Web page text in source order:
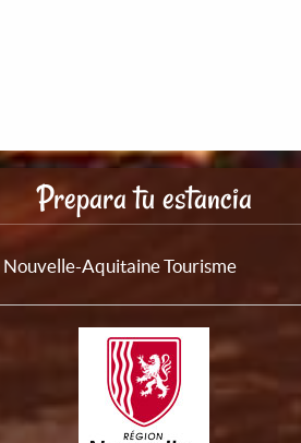
Prepara tu estancia
| Nouvelle-Aquitaine Tourisme